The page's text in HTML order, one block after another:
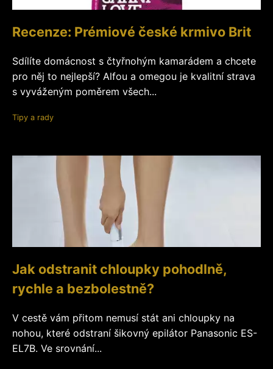
Recenze: Prémiové české krmivo Brit
Sdílíte domácnost s čtyřnohým kamarádem a chcete
pro něj to nejlepší? Alfou a omegou je kvalitní strava
s vyváženým poměrem všech...
Tipy a rady
Jak odstranit chloupky pohodlně,
rychle a bezbolestně?
V cestě vám přitom nemusí stát ani chloupky na
nohou, které odstraní šikovný epilátor Panasonic ES-
EL7B. Ve srovnání...